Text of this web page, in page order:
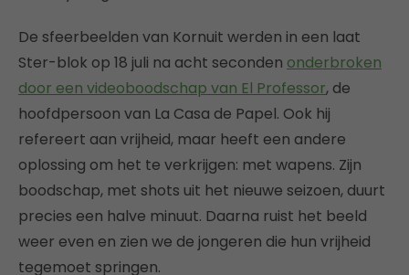
De sfeerbeelden van Kornuit werden in een laat
Ster-blok op 18 juli na acht seconden onderbroken
door een videoboodschap van El Professor, de
hoofdpersoon van La Casa de Papel. Ook hij
refereert aan vrijheid, maar heeft een andere
oplossing om het te verkrijgen: met wapens. Zijn
boodschap, met shots uit het nieuwe seizoen, duurt
precies een halve minuut. Daarna ruist het beeld
weer even en zien we de jongeren die hun vrijheid
tegemoet springen.